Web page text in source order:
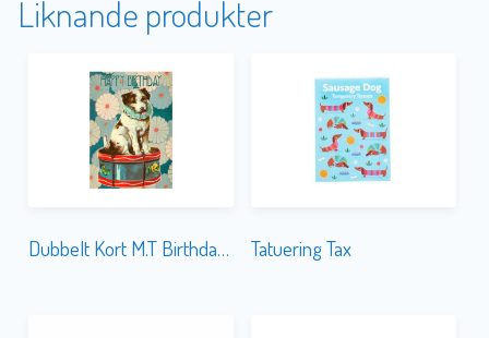
Liknande produkter
Dubbelt Kort M.T Birthday HB157 Tatuering Tax